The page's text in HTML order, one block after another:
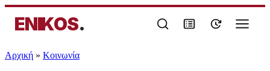
ENIKOS.
Αρχική » Κοινωνία